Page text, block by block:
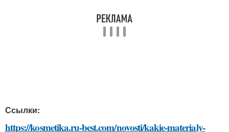
Ссылки:
https://kosmetika.ru-best.com/novosti/kakie-materialy-